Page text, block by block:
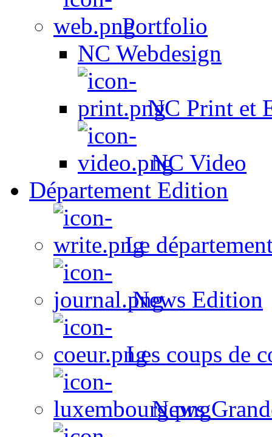
Portfolio
NC Webdesign
NC Print et
NC Video
Département Edition
Le
News Edition
Les coups de
News